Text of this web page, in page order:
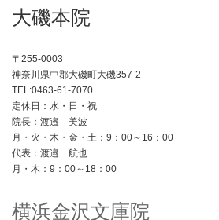
大磯本院
〒255-0003
神奈川県中郡大磯町大磯357-2
TEL:0463-61-7070
定休日：水・日・祝
院長：渡邉 美波
月・火・木・金・土：9：00～16：00
代表：渡邉 航也
月・木：9：00～18：00
横浜金沢文庫院